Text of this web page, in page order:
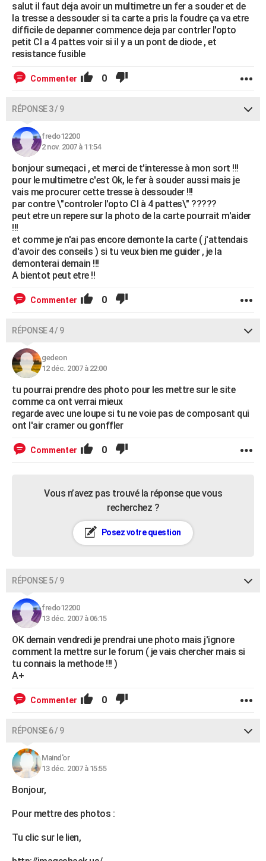
salut il faut deja avoir un multimetre un fer a souder et de
la tresse a dessouder si ta carte a pris la foudre ça va etre
difficile de depanner commence deja par contrler l'opto
petit CI a 4 pattes voir si il y a un pont de diode , et
resistance fusible
Commenter 0
RÉPONSE 3 / 9
fredo12200
2 nov. 2007 à 11:54
bonjour sumeqaci , et merci de t'interesse à mon sort !!!
pour le multimetre c'est Ok, le fer à souder aussi mais je
vais me procurer cette tresse à dessouder !!!
par contre \"controler l'opto CI à 4 pattes\" ?????
peut etre un repere sur la photo de la carte pourrait m'aider
!!!
et comme je n'ai pas encore demonte la carte ( j'attendais
d'avoir des conseils ) si tu veux bien me guider , je la
demonterai demain !!!
A bientot peut etre !!
Commenter 0
RÉPONSE 4 / 9
gedeon
12 déc. 2007 à 22:00
tu pourrai prendre des photo pour les mettre sur le site
comme ca ont verrai mieux
regarde avec une loupe si tu ne voie pas de composant qui
ont l'air cramer ou gonffler
Commenter 0
Vous n’avez pas trouvé la réponse que vous
recherchez ?
Posez votre question
RÉPONSE 5 / 9
fredo12200
13 déc. 2007 à 06:15
OK demain vendredi je prendrai une photo mais j'ignore
comment la mettre sur le forum ( je vais chercher mais si
tu connais la methode !!! )
A+
Commenter 0
RÉPONSE 6 / 9
Maind'or
13 déc. 2007 à 15:55
Bonjour,
Pour mettre des photos :
Tu clic sur le lien,